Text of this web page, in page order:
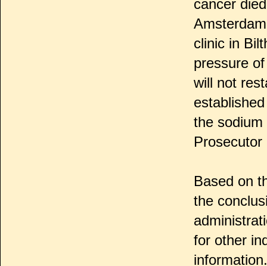
cancer
clinic in
pressure
will not
the
Based on
the
for other